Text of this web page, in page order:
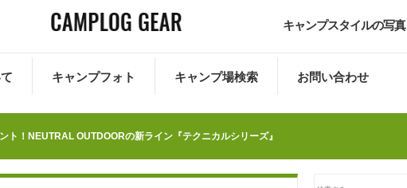
キャンプスタイルの写真
キャンプフォト キャンプ場検索 お問い合わせ
！NEUTRAL OUTDOORの新ライン『テクニカルシリーズ』